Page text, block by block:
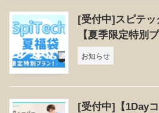
[受付中]スピテッ
【夏季限定特別プ
お知らせ
[受付中]【1Day